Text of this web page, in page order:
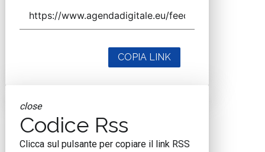
COPIA LINK
close
Codice Rss
Clicca sul pulsante per copiare il link RSS